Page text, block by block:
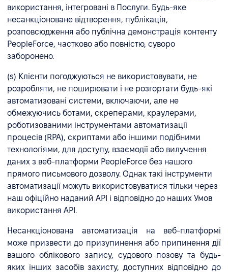
використання, інтегровані в Послуги. Будь-яке
несанкціоноване відтворення, публікація,
розповсюдження або публічна демонстрація контенту
PeopleForce, частково або повністю, суворо
заборонено.
(s) Клієнти погоджуються не використовувати, не
розробляти, не поширювати і не розгортати будь-які
автоматизовані системи, включаючи, але не
обмежуючись ботами, скреперами, краулерами,
роботизованими інструментами автоматизації
процесів (RPA), скриптами або іншими подібними
технологіями, для доступу, взаємодії або вилучення
даних з веб-платформи PeopleForce без нашого
прямого письмового дозволу. Однак такі інструменти
автоматизації можуть використовуватися тільки через
наш офіційно наданий API і відповідно до наших Умов
використання API.
Несанкціонована автоматизація на веб-платформі
може призвести до призупинення або припинення дії
вашого облікового запису, судового позову та будь-
яких інших засобів захисту, доступних відповідно до